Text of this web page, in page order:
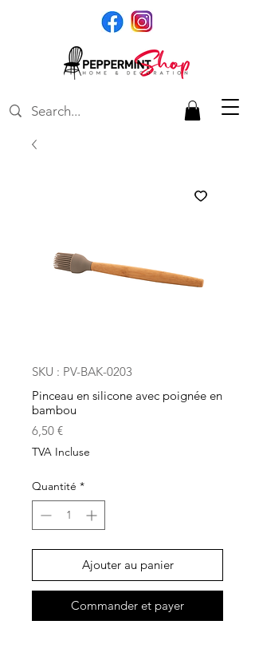
SKU : PV-BAK-0203
Pinceau en silicone avec poignée en
bambou
6,50 €Prix
TVA Incluse
Quantité *
Ajouter au panier
Commander et payer